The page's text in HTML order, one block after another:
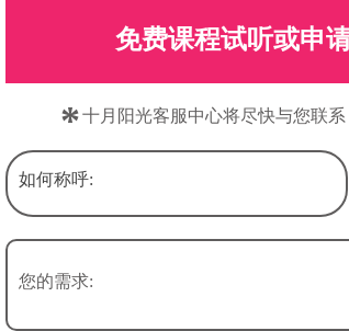
免费课程试听或申
*十月阳光客服中心将尽快与您联系
如何称呼:
您的需求: